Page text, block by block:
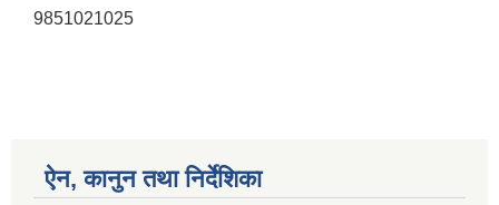
9851021025
ऐन, कानुन तथा निर्देशिका